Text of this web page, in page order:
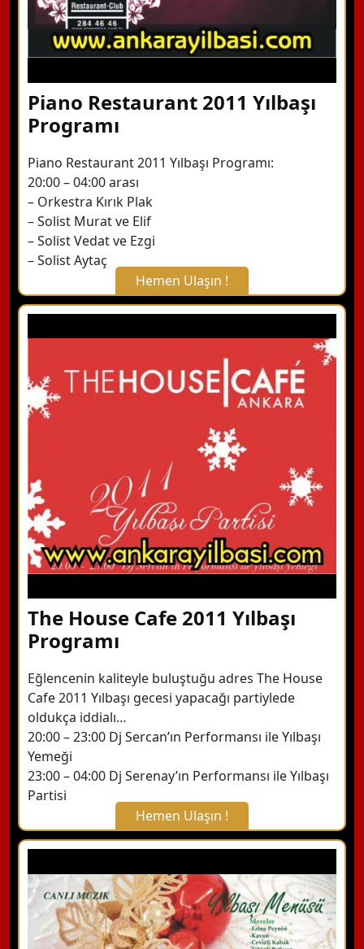
Piano Restaurant 2011 Yılbaşı
Programı
Piano Restaurant 2011 Yılbaşı Programı:
20:00 – 04:00 arası
– Orkestra Kırık Plak
– Solist Murat ve Elif
– Solist Vedat ve Ezgi
– Solist Aytaç
Hemen Ulaşın !
X Kapat
The House Cafe 2011 Yılbaşı
Programı
Eğlencenin kaliteyle buluştuğu adres The House
Cafe 2011 Yılbaşı gecesi yapacağı partiylede
oldukça iddialı…
20:00 – 23:00 Dj Sercan’ın Performansı ile Yılbaşı
Yemeği
23:00 – 04:00 Dj Serenay’ın Performansı ile Yılbaşı
Partisi
Hemen Ulaşın !
X Kapat
WhatsApp ile Bilgi Alın
Hemen Arayın